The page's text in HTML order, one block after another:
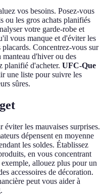
vos besoins. Posez-vous
ou les gros achats planifiés
votre garde-robe et
vous manque et d'éviter les
Concentrez-vous sur
d'hiver ou des
planifié d'acheter. UFC-Que
une liste pour suivre les
sûres.
les mauvaises surprises.
dépensent en moyenne
les soldes. Établissez
en vous concentrant
allouez plus pour un
accessoires de décoration.
peut vous aider à